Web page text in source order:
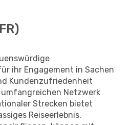
ihr Engagement in Sachen
Kundenzufriedenheit
Netzwerk
Strecken bietet
Reiseerlebnis.